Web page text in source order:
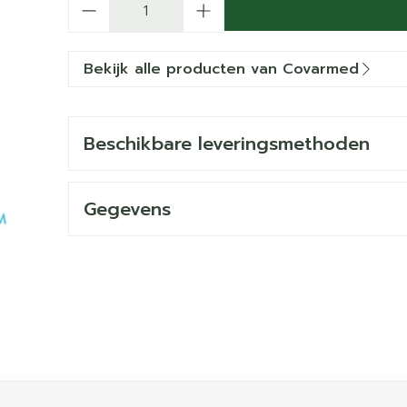
Bekijk alle producten van Covarmed
Beschikbare leveringsmethoden
Gegevens